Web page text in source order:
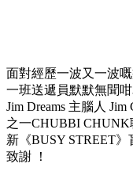
面對經歷一波又一波
一班送遞員默默無聞
Jim Dreams 主腦人
之一CHUBBI CHUNK
新《BUSY STREET
致謝 ！